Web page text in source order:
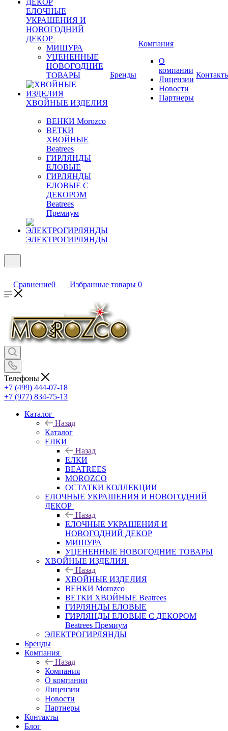
ЕЛОЧНЫЕ
УКРАШЕНИЯ И
НОВОГОДНИЙ
ДЕКОР
МИШУРА
УЦЕНЕННЫЕ
НОВОГОДНИЕ
ТОВАРЫ
ХВОЙНЫЕ ИЗДЕЛИЯ
ВЕНКИ Morozco
ВЕТКИ
ХВОЙНЫЕ
Beatrees
ГИРЛЯНДЫ
ЕЛОВЫЕ
ГИРЛЯНДЫ
ЕЛОВЫЕ С
ДЕКОРОМ
Beatrees
Премиум
ЭЛЕКТРОГИРЛЯНДЫ
Бренды
Компания
О
компании
Лицензии
Новости
Партнеры
Сравнение0 Избранные товары 0
Телефоны
+7 (499) 444-07-18
+7 (977) 834-75-13
Каталог
Назад
Каталог
ЕЛКИ
Назад
ЕЛКИ
BEATREES
MOROZCO
ОСТАТКИ КОЛЛЕКЦИИ
ЕЛОЧНЫЕ УКРАШЕНИЯ И НОВОГОДНИЙ
ДЕКОР
Назад
ЕЛОЧНЫЕ УКРАШЕНИЯ И
НОВОГОДНИЙ ДЕКОР
МИШУРА
УЦЕНЕННЫЕ НОВОГОДНИЕ ТОВАРЫ
ХВОЙНЫЕ ИЗДЕЛИЯ
Назад
ХВОЙНЫЕ ИЗДЕЛИЯ
ВЕНКИ Morozco
ВЕТКИ ХВОЙНЫЕ Beatrees
ГИРЛЯНДЫ ЕЛОВЫЕ
ГИРЛЯНДЫ ЕЛОВЫЕ С ДЕКОРОМ
Beatrees Премиум
ЭЛЕКТРОГИРЛЯНДЫ
Бренды
Компания
Назад
Компания
О компании
Лицензии
Новости
Партнеры
Контакты
Блог